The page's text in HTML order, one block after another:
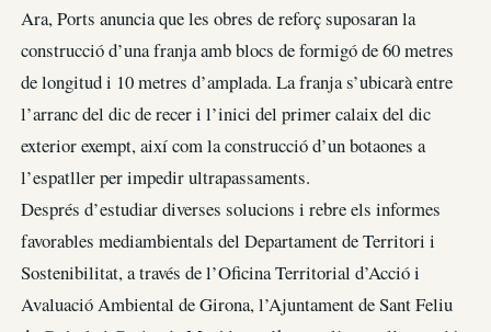
Ara, Ports anuncia que les obres de reforç suposaran la
construcció d’una franja amb blocs de formigó de 60 metres
de longitud i 10 metres d’amplada. La franja s’ubicarà entre
l’arranc del dic de recer i l’inici del primer calaix del dic
exterior exempt, així com la construcció d’un botaones a
l’espatller per impedir ultrapassaments.
Després d’estudiar diverses solucions i rebre els informes
favorables mediambientals del Departament de Territori i
Sostenibilitat, a través de l’Oficina Territorial d’Acció i
Avaluació Ambiental de Girona, l’Ajuntament de Sant Feliu